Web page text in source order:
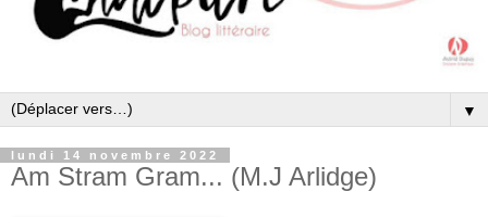
▼
lundi 14 novembre 2022
Am Stram Gram... (M.J Arlidge)